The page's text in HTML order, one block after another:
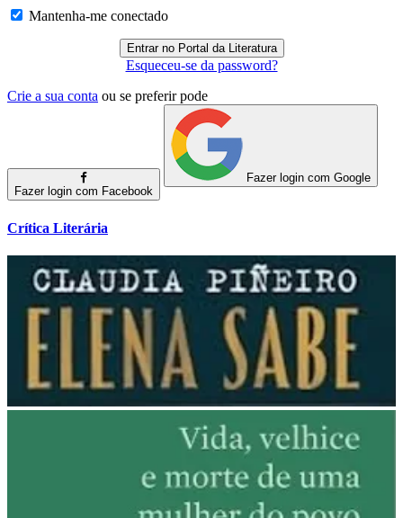
Mantenha-me conectado
Esqueceu-se da password?
Crie a sua conta ou se preferir pode
Fazer login com Facebook
Fazer login com Google
Crítica Literária